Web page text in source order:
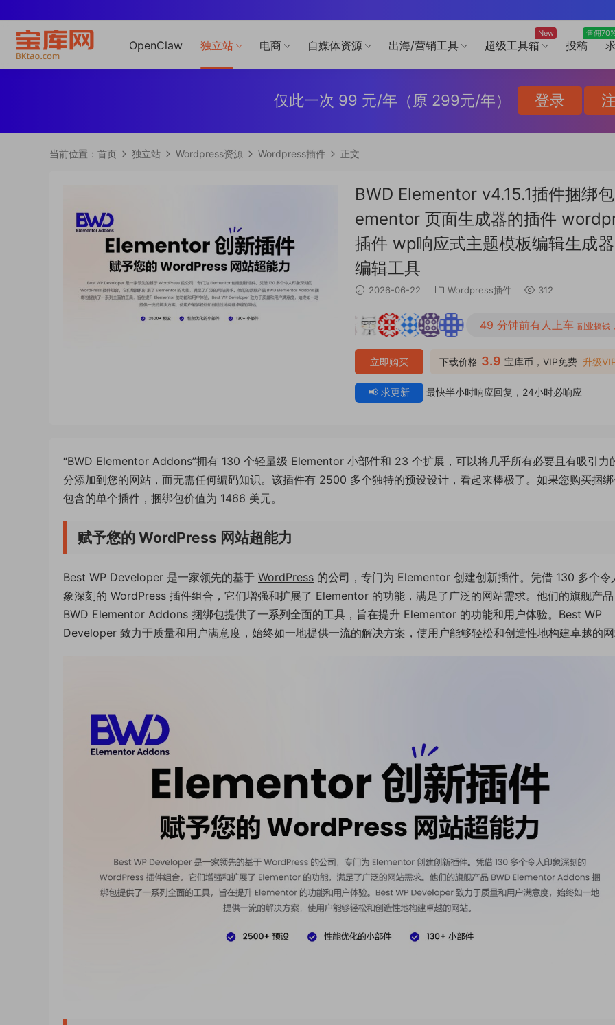
OpenClaw 独立站 电商 自媒体资源 出海/营销工具 超级工具箱
New
投稿
售佣
仅此一次 99 元/年（原 299元/年） 登录
当前位置： 首页 独立站 Wordpress资源 Wordpress插件 正文
BWD Elementor v4.15.1插件捆绑
ementor 页面生成器的插件
插件 wp响应式主题模板编辑生成
编辑工具
2026-06-22 Wordpress插件 312
49 分钟前有人上车 副业搞钱
下载价格 3.9 宝库币，VIP免费 升级
立即购买
📢 求更新 最快半小时响应回复，24小时必响应
“BWD Elementor Addons”拥有 130 个轻量级 Elementor 小部件和 23 个扩展，可以将几乎所有必要且有吸引力
分添加到您的网站，而无需任何编码知识。该插件有 2500 多个独特的预设设计，看起来棒极了。如果您购买捆
包含的单个插件，捆绑包价值为 1466 美元。
赋予您的 WordPress 网站超能力
Best WP Developer 是一家领先的基于 WordPress 的公司，专门为 Elementor 创建创新插件。凭借 130 多个令
象深刻的 WordPress 插件组合，它们增强和扩展了 Elementor 的功能，满足了广泛的网站需求。他们的旗舰产品
BWD Elementor Addons 捆绑包提供了一系列全面的工具，旨在提升 Elementor 的功能和用户体验。Best WP
Developer 致力于质量和用户满意度，始终如一地提供一流的解决方案，使用户能够轻松和创造性地构建卓越的